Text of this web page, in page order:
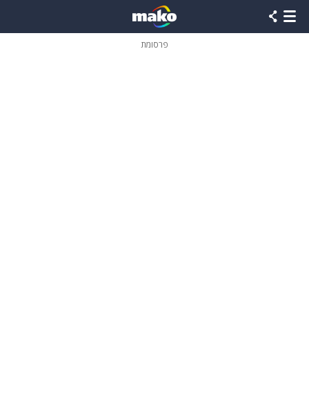
פרסומת